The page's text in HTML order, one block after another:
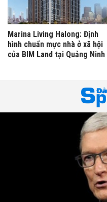
Marina Living Halong: Định
hình chuẩn mực nhà ở xã hội
của BIM Land tại Quảng Ninh